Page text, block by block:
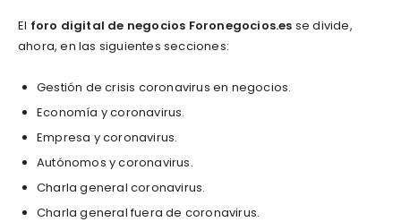
El foro digital de negocios Foronegocios.es se divide,
ahora, en las siguientes secciones:
Gestión de crisis coronavirus en negocios.
Economía y coronavirus.
Empresa y coronavirus.
Autónomos y coronavirus.
Charla general coronavirus.
Charla general fuera de coronavirus.